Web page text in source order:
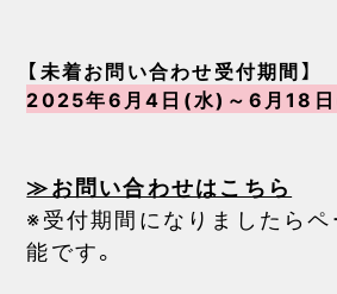
【未着お問い合わせ受付期間】
2025年6月4日(水)～6月18
≫お問い合わせはこちら
※受付期間になりましたら
能です。